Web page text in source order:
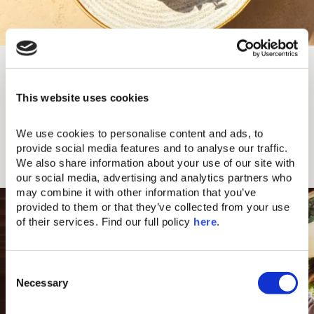
This website uses cookies
We use cookies to personalise content and ads, to
provide social media features and to analyse our traffic.
We also share information about your use of our site with
our social media, advertising and analytics partners who
may combine it with other information that you’ve
provided to them or that they’ve collected from your use
of their services. Find our full policy here.
Necessary
Erlesene Zutaten aus der Region
Authentizität und Wertschätzung für die Natur –
handwerklichen Erzeugern zusammen. Daraus
entstehen außergewöhnliche Gerichte, zubereitet
mit Hingabe, Kreativität und den erlesensten